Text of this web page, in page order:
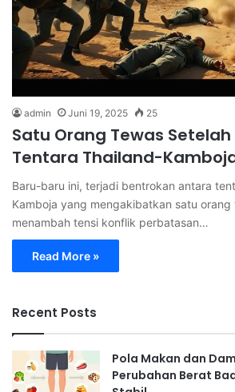
admin Juni 19, 2025 25
Satu Orang Tewas
Tentara Thailand-
Baru-baru ini, terjadi bentrokan antara
Kamboja yang mengakibatkan satu orang
menambah tensi konflik perbatasan…
Read More »
Recent Posts
Pola Makan dan
Perubahan Berat